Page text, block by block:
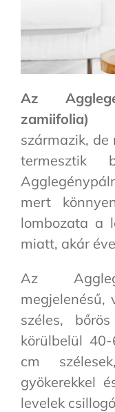
Az
zamiifolia)
származik, de
termesztik
mert
lombozata a
miatt, akár
Az
megjelenésű,
széles,
körülbelül
cm
gyökerekkel
levelek